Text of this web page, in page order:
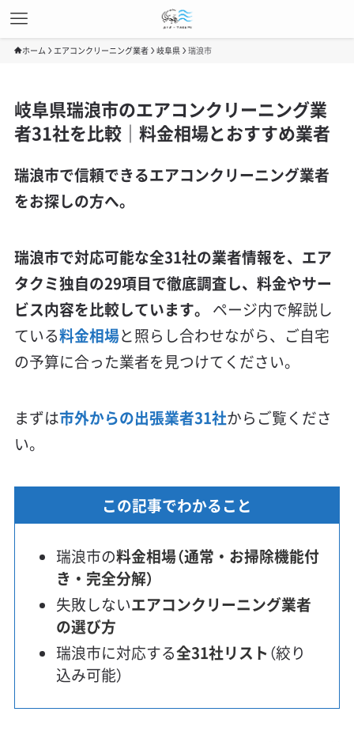
ホーム エアコンクリーニング業者 岐阜県 瑞浪市
岐阜県瑞浪市のエアコンクリーニング業
者31社を比較｜料金相場とおすすめ業者
瑞浪市で信頼できるエアコンクリーニング業者
をお探しの方へ。
瑞浪市で対応可能な全31社の業者情報を、エア
タクミ独自の29項目で徹底調査し、料金やサー
ビス内容を比較しています。
ページ内で解説し
ている料金相場と照らし合わせながら、ご自宅
の予算に合った業者を見つけてください。
まずは市外からの出張業者31社からご覧くださ
い。
この記事でわかること
瑞浪市の料金相場（通常・お掃除機能付
き・完全分解）
失敗しないエアコンクリーニング業者
の選び方
瑞浪市に対応する全31社リスト （絞り
込み可能）